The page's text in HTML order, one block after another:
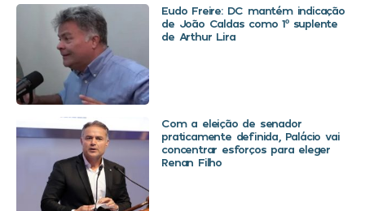
Eudo Freire: DC mantém indicação
de João Caldas como 1º suplente
de Arthur Lira
Com a eleição de senador
praticamente definida, Palácio vai
concentrar esforços para eleger
Renan Filho